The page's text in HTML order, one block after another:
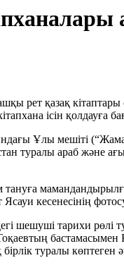
рет қазақ
ісін қолдауға
Ұлы мешіті
туралы араб және
кесенесінің
шешуші тарихи рөлі
бастамасымен
бірлік туралы